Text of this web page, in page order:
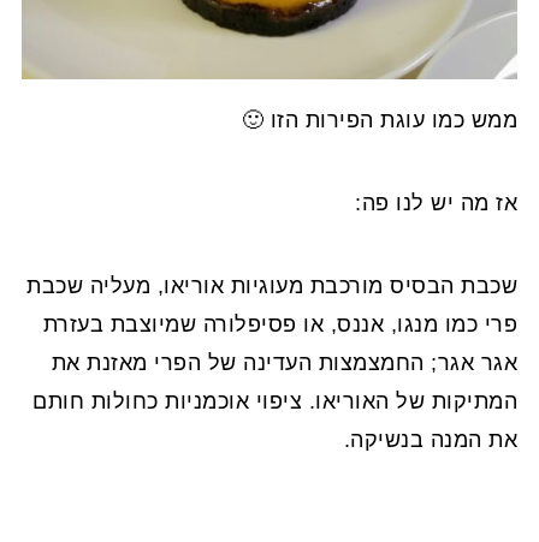
ממש כמו עוגת הפירות הזו 🙂
אז מה יש לנו פה:
שכבת הבסיס מורכבת מעוגיות אוריאו, מעליה שכבת
פרי כמו מנגו, אננס, או פסיפלורה שמיוצבת בעזרת
אגר אגר; החמצמצות העדינה של הפרי מאזנת את
המתיקות של האוריאו. ציפוי אוכמניות כחולות חותם
את המנה בנשיקה.